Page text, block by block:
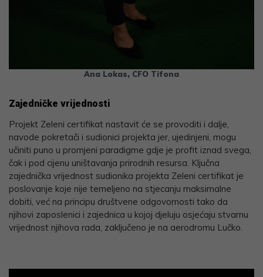
Ana Lokas, CFO Tifona
Zajedničke vrijednosti
Projekt Zeleni certifikat nastavit će se provoditi i dalje,
navode pokretači i sudionici projekta jer, ujedinjeni, mogu
učiniti puno u promjeni paradigme gdje je profit iznad svega,
čak i pod cijenu uništavanja prirodnih resursa. Ključna
zajednička vrijednost sudionika projekta Zeleni certifikat je
poslovanje koje nije temeljeno na stjecanju maksimalne
dobiti, već na principu društvene odgovornosti tako da
njihovi zaposlenici i zajednica u kojoj djeluju osjećaju stvarnu
vrijednost njihova rada, zaključeno je na aerodromu Lučko.